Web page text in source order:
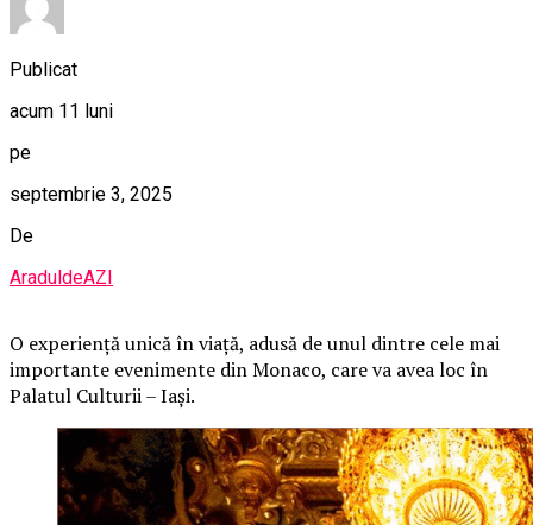
Publicat
acum 11 luni
pe
septembrie 3, 2025
De
AraduldeAZI
O experiență unică în viață, adusă de unul dintre cele mai
importante evenimente din Monaco, care va avea loc în
Palatul Culturii – Iași.